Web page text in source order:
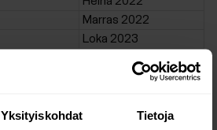
Yksityiskohdat Tietoja
Marras 2022
Loka 2023
Loka 2024
Syys 2025